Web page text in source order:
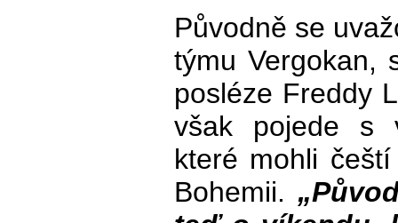
Původně se
týmu Vergokan,
posléze Freddy
však pojede s
které mohli
Bohemii.